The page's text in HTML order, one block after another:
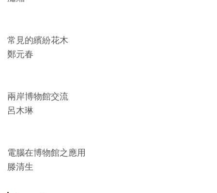
常見的繽紛花木
鄭元春
兩岸博物館交流
呂木琳
電腦在博物館之應用
滕清生